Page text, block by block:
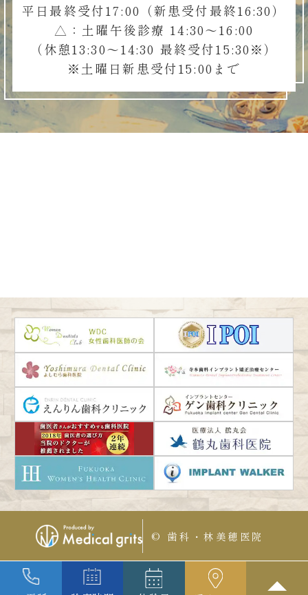
平日最終受付17:00（新患受付最終16:30）
△：土曜午後診療 14:30～16:00
（休憩13:30～14:30 最終受付15:30※）
※土曜日新患受付15:00まで
© 歯科・林美穂医院